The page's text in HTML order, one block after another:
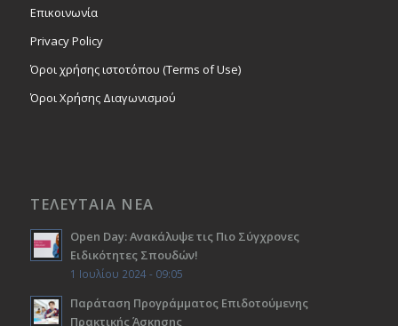
Επικοινωνία
Privacy Policy
Όροι χρήσης ιστοτόπου (Terms of Use)
Όροι Χρήσης Διαγωνισμού
ΤΕΛΕΥΤΑΙΑ ΝΕΑ
Open Day: Ανακάλυψε τις Πιο Σύγχρονες
Ειδικότητες Σπουδών!
1 Ιουλίου 2024 - 09:05
Παράταση Προγράμματος Επιδοτούμενης
Πρακτικής Άσκησης